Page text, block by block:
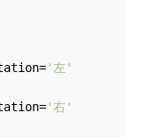
='左'
='右'